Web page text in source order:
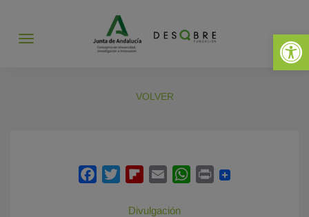
Abrir
Abrir
VOLVER
Divulgación